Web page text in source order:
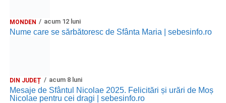
MONDEN acum 12 luni
Nume care se sărbătoresc de Sfânta Maria | sebesinfo.ro
DIN JUDEȚ acum 8 luni
Mesaje de Sfântul Nicolae 2025. Felicitări și urări de Moș
Nicolae pentru cei dragi | sebesinfo.ro